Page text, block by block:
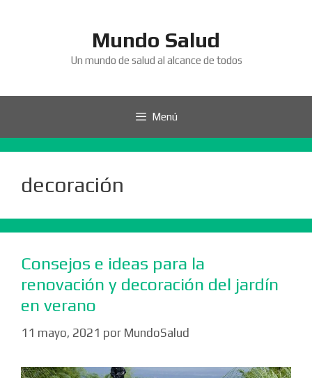
Mundo Salud
Un mundo de salud al alcance de todos
Menú
decoración
Consejos e ideas para la
renovación y decoración del jardín
en verano
11 mayo, 2021 por MundoSalud